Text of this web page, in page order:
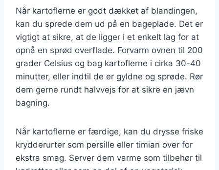
Når kartoflerne er godt dækket af blandingen,
kan du sprede dem ud på en bageplade. Det er
vigtigt at sikre, at de ligger i et enkelt lag for at
opnå en sprød overflade. Forvarm ovnen til 200
grader Celsius og bag kartoflerne i cirka 30-40
minutter, eller indtil de er gyldne og sprøde. Rør
dem gerne rundt halvvejs for at sikre en jævn
bagning.
Når kartoflerne er færdige, kan du drysse friske
krydderurter som persille eller timian over for
ekstra smag. Server dem varme som tilbehør til